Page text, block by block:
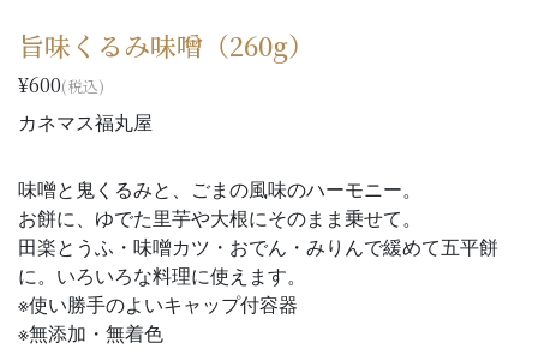
旨味くるみ味噌（260g）
¥600(税込)
カネマス福丸屋
味噌と鬼くるみと、ごまの風味のハーモニー。
お餅に、ゆでた里芋や大根にそのまま乗せて。
田楽とうふ・味噌カツ・おでん・みりんで緩めて五平餅
に。いろいろな料理に使えます。
※使い勝手のよいキャップ付容器
※無添加・無着色